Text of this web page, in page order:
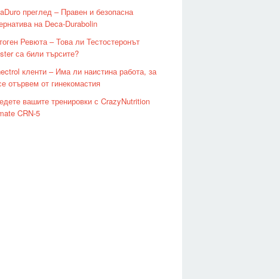
преглед – Правен и безопасна
на Deca-Durabolin
Ревюта – Това ли Тестостеронът
са били търсите?
кленти – Има ли наистина работа, за
отървем от гинекомастия
вашите тренировки с CrazyNutrition
CRN-5